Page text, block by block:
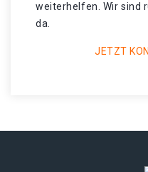
weiterhelfen. Wir sind
da.
JETZT